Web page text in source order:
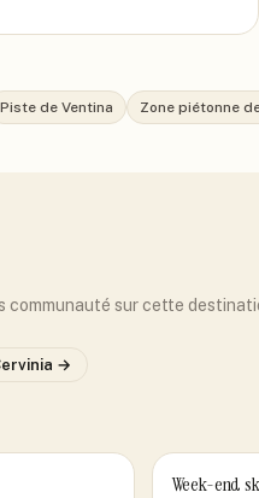
Piste de Ventina Zone piétonne
sur cette
→
Week-end